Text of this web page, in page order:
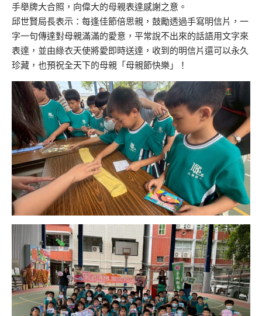
手舉牌大合照，向偉大的母親表達感謝之意。
邱世賢局長表示：每逢佳節倍思親，鼓勵透過手寫明信片，一
字一句傳達對母親滿滿的愛意，平常說不出來的話語用文字來
表達，並由綠衣天使將愛即時送達，收到的明信片還可以永久
珍藏，也預祝全天下的母親「母親節快樂」！